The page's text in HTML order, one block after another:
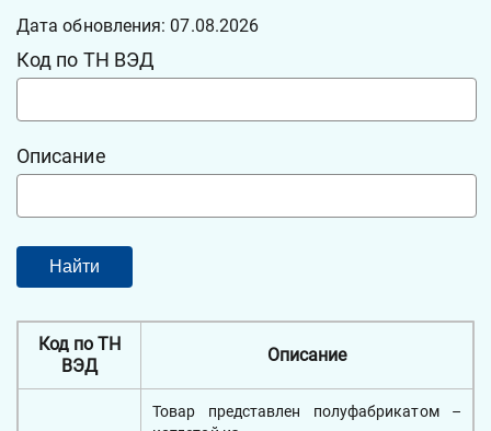
Дата обновления: 07.08.2026
Код по ТН ВЭД
Описание
Код по ТН
ВЭД
Описание
Товар представлен полуфабрикатом –